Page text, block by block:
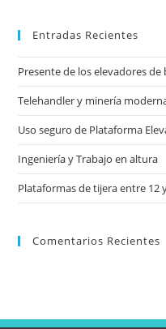
Entradas Recientes
Presente de los elevadores
Telehandler y minería
Uso seguro de Plataforma
Ingeniería y Trabajo en altura
Plataformas de tijera entre 12
Comentarios Recientes